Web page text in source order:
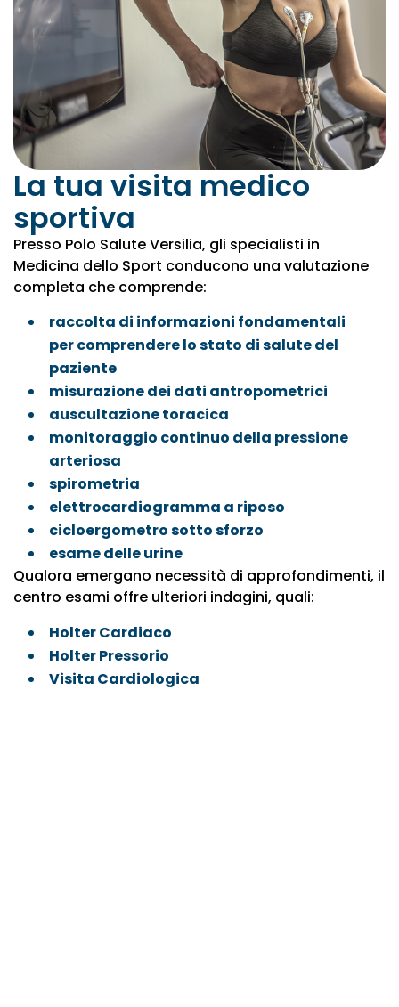
La tua visita medico
sportiva
Presso Polo Salute Versilia, gli specialisti in
Medicina dello Sport conducono una valutazione
completa che comprende:
raccolta di informazioni fondamentali
per comprendere lo stato di salute del
paziente
misurazione dei dati antropometrici
auscultazione toracica
monitoraggio continuo della pressione
arteriosa
spirometria
elettrocardiogramma a riposo
cicloergometro sotto sforzo
esame delle urine
Qualora emergano necessità di approfondimenti, il
centro esami offre ulteriori indagini, quali:
Holter Cardiaco
Holter Pressorio
Visita Cardiologica